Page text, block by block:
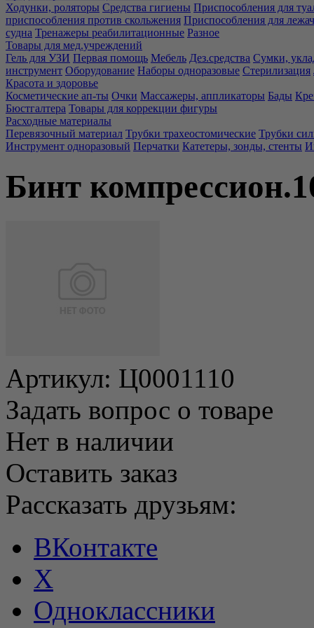
Ходунки, роляторы Средства гигиены Приспособления для
приспособления против скольжения Приспособления для
судна Тренажеры реабилитационные Разное
Товары для мед.учреждений
Гель для УЗИ Первая помощь Мебель Дез.средства Сумки,
инструмент Оборудование Наборы одноразовые Стерилизация
Красота и здоровье
Косметические ап-ты Очки Массажеры, аппликаторы Бады
Бюстгалтера Товары для коррекции фигуры
Расходные материалы
Перевязочный материал Трубки трахеостомические Трубки
Инструмент одноразовый Перчатки Катетеры, зонды, стенты
Бинт
Артикул: Ц0001110
Задать вопрос о товаре
Нет в наличии
Оставить заказ
Рассказать друзьям:
ВКонтакте
X
Одноклассники